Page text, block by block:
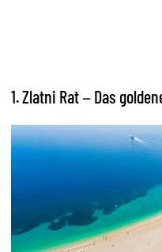
1. Zlatni Rat – Das